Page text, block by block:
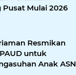
Mulai 2026
Resmikan
untuk
Anak ASN